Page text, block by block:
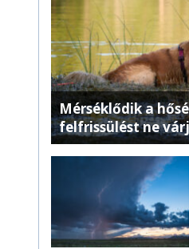
Mérséklődik a
felfrissülést ne